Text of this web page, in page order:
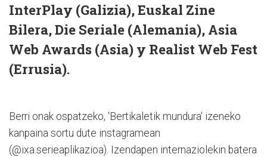
InterPlay (Galizia), Euskal Zine
Bilera, Die Seriale (Alemania), Asia
Web Awards (Asia) y Realist Web Fest
(Errusia).
Berri onak ospatzeko, 'Bertikaletik mundura' izeneko
kanpaina sortu dute instagramean
(@ixa.serieaplikazioa). Izendapen internaziolekin batera